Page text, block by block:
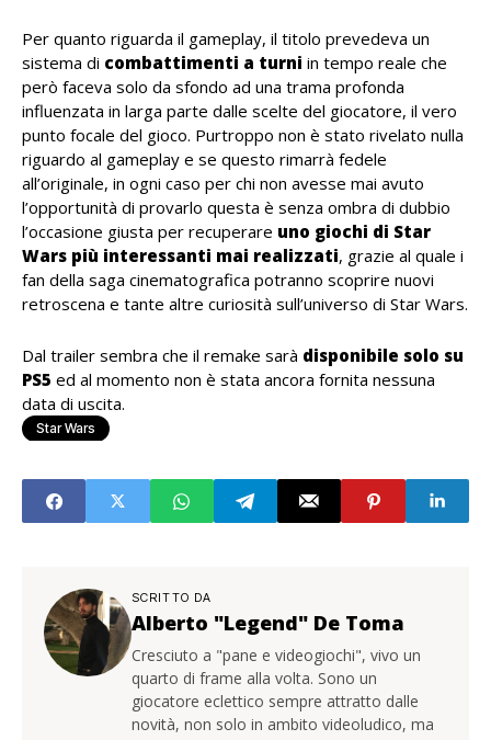
Per quanto riguarda il gameplay, il titolo prevedeva un
sistema di combattimenti a turni in tempo reale che
però faceva solo da sfondo ad una trama profonda
influenzata in larga parte dalle scelte del giocatore, il vero
punto focale del gioco. Purtroppo non è stato rivelato nulla
riguardo al gameplay e se questo rimarrà fedele
all’originale, in ogni caso per chi non avesse mai avuto
l’opportunità di provarlo questa è senza ombra di dubbio
l’occasione giusta per recuperare uno giochi di Star
Wars più interessanti mai realizzati, grazie al quale i
fan della saga cinematografica potranno scoprire nuovi
retroscena e tante altre curiosità sull’universo di Star Wars.
Dal trailer sembra che il remake sarà disponibile solo su
PS5 ed al momento non è stata ancora fornita nessuna
data di uscita.
Star Wars
SCRITTO DA
Alberto "Legend" De Toma
Cresciuto a "pane e videogiochi", vivo un
quarto di frame alla volta. Sono un
giocatore eclettico sempre attratto dalle
novità, non solo in ambito videoludico, ma